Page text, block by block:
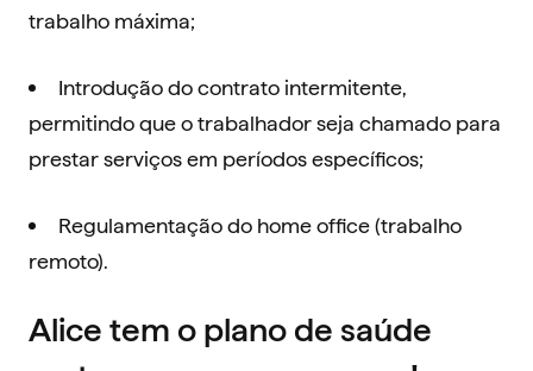
trabalho máxima;
Introdução do contrato intermitente,
permitindo que o trabalhador seja chamado para
prestar serviços em períodos específicos;
Regulamentação do home office (trabalho
remoto).
Alice tem o plano de saúde